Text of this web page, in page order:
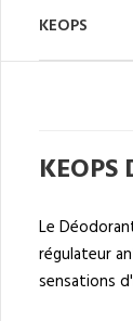
KEOPS
Le
régulateur
sensations